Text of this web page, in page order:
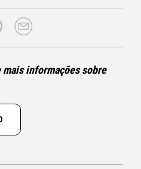
mais informações sobre